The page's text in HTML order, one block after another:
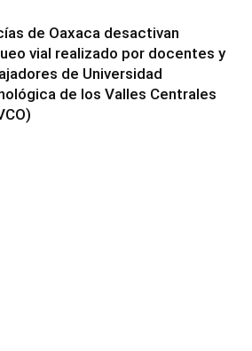
de Oaxaca desactivan
vial realizado por docentes y
de Universidad
de los Valles Centrales